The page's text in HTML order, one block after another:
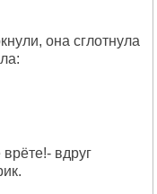
она сглотнула
вдруг